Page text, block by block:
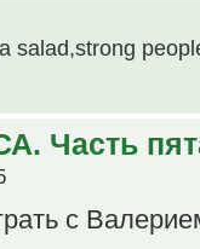
salad,strong
Часть
с